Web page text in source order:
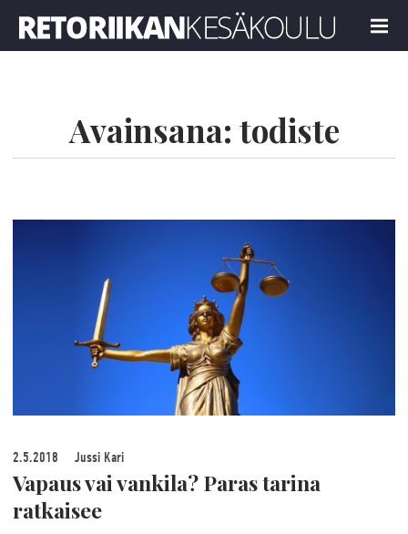
MENU
Avainsana: todiste
2.5.2018 Jussi Kari
Vapaus vai vankila? Paras tarina
ratkaisee